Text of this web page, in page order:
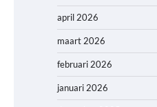
april 2026
maart 2026
februari 2026
januari 2026